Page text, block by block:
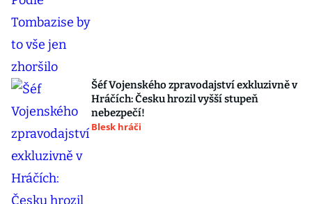
Šéf Vojenského zpravodajství exkluzivně v
Hráčích: Česku hrozil vyšší stupeň
nebezpečí!
Blesk hráči